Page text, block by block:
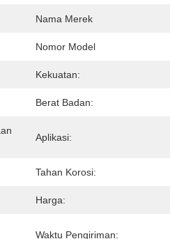
Nama Merek
Nomor Model
Kekuatan:
Berat Badan:
Aplikasi:
Tahan Korosi:
Harga:
Waktu Pengiriman: